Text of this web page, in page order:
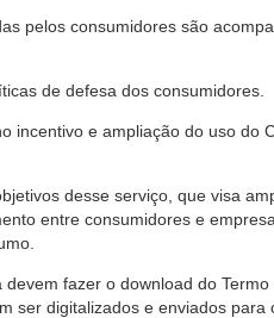
pelos consumidores são
de defesa dos consumidores.
incentivo e ampliação do uso
desse serviço, que visa
entre consumidores e
fazer o download do
ser digitalizados e enviados para